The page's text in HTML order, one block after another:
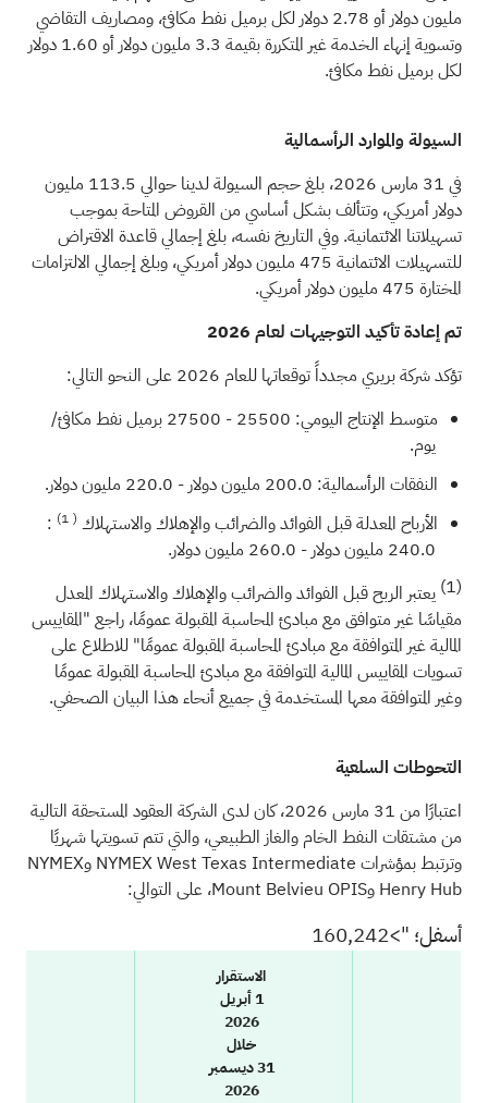
مليون دولار أو 2.78 دولار لكل برميل نفط مكافئ، ومصاريف التقاضي
وتسوية إنهاء الخدمة غير المتكررة بقيمة 3.3 مليون دولار أو 1.60 دولار
لكل برميل نفط مكافئ.
السيولة والموارد الرأسمالية
في 31 مارس 2026، بلغ حجم السيولة لدينا حوالي 113.5 مليون
دولار أمريكي، وتتألف بشكل أساسي من القروض المتاحة بموجب
تسهيلاتنا الائتمانية. وفي التاريخ نفسه، بلغ إجمالي قاعدة الاقتراض
للتسهيلات الائتمانية 475 مليون دولار أمريكي، وبلغ إجمالي الالتزامات
المختارة 475 مليون دولار أمريكي.
تم إعادة تأكيد التوجيهات لعام 2026
تؤكد شركة بريري مجدداً توقعاتها للعام 2026 على النحو التالي:
متوسط الإنتاج اليومي: 25500 - 27500 برميل نفط مكافئ/
يوم.
النفقات الرأسمالية: 200.0 مليون دولار - 220.0 مليون دولار.
الأرباح المعدلة قبل الفوائد والضرائب والإهلاك والاستهلاك (
1)
:
240.0 مليون دولار - 260.0 مليون دولار.
(1) يعتبر الربح قبل الفوائد والضرائب والإهلاك والاستهلاك المعدل
مقياسًا غير متوافق مع مبادئ المحاسبة المقبولة عمومًا، راجع "المقاييس
المالية غير المتوافقة مع مبادئ المحاسبة المقبولة عمومًا" للاطلاع على
تسويات المقاييس المالية المتوافقة مع مبادئ المحاسبة المقبولة عمومًا
وغير المتوافقة معها المستخدمة في جميع أنحاء هذا البيان الصحفي.
التحوطات السلعية
اعتبارًا من 31 مارس 2026، كان لدى الشركة العقود المستحقة التالية
من مشتقات النفط الخام والغاز الطبيعي، والتي تتم تسويتها شهريًا
وترتبط بمؤشرات NYMEX West Texas Intermediate وNYMEX
Henry Hub وMount Belvieu OPIS، على التوالي:
أسفل؛ ">160,242
الاستقرار
1 أبريل
2026
خلال
31 ديسمبر
2026